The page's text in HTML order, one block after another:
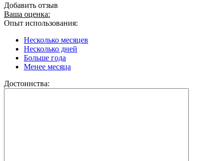
Добавить отзыв
Ваша оценка:
Опыт использования:
Несколько месяцев
Несколько дней
Больше года
Менее месяца
Достоинства: